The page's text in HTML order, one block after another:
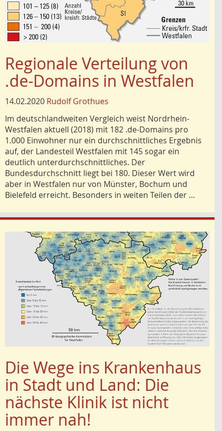
Regionale Verteilung von
.de-Domains in Westfalen
14.02.2020 Rudolf Grothues
Im deutschlandweiten Vergleich weist Nordrhein-
Westfalen aktuell (2018) mit 182 .de-Domains pro
1.000 Einwohner nur ein durchschnittliches Ergebnis
auf, der Landesteil Westfalen mit 145 sogar ein
deutlich unterdurchschnittliches. Der
Bundesdurchschnitt liegt bei 180. Dieser Wert wird
aber in Westfalen nur von Münster, Bochum und
Bielefeld erreicht. Besonders in weiten Teilen der …
Die Wege ins Krankenhaus
in Stadt und Land: Die
nächste Klinik ist nicht
immer nah!